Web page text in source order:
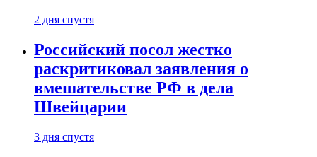
2 дня спустя
Российский посол жестко
раскритиковал заявления о
вмешательстве РФ в дела
Швейцарии
3 дня спустя